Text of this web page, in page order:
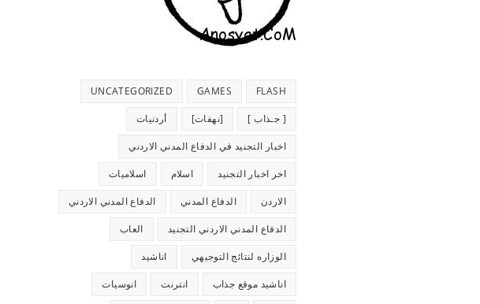
FLASH
GAMES
UNCATEGORIZED
[ جـذاب ] [نهفات] أردنيات
اخبار التجنيد في الدفاع المدني الاردني
اخر اخبار التجنيد اسلام اسلاميات
الاردن الدفاع المدني الدفاع المدني الاردني
الدفاع المدني الاردني التجنيد العاب
الوزاره لنتائج التوجيهي اناشيد
اناشيد موقع جذاب انترنت انوسيات